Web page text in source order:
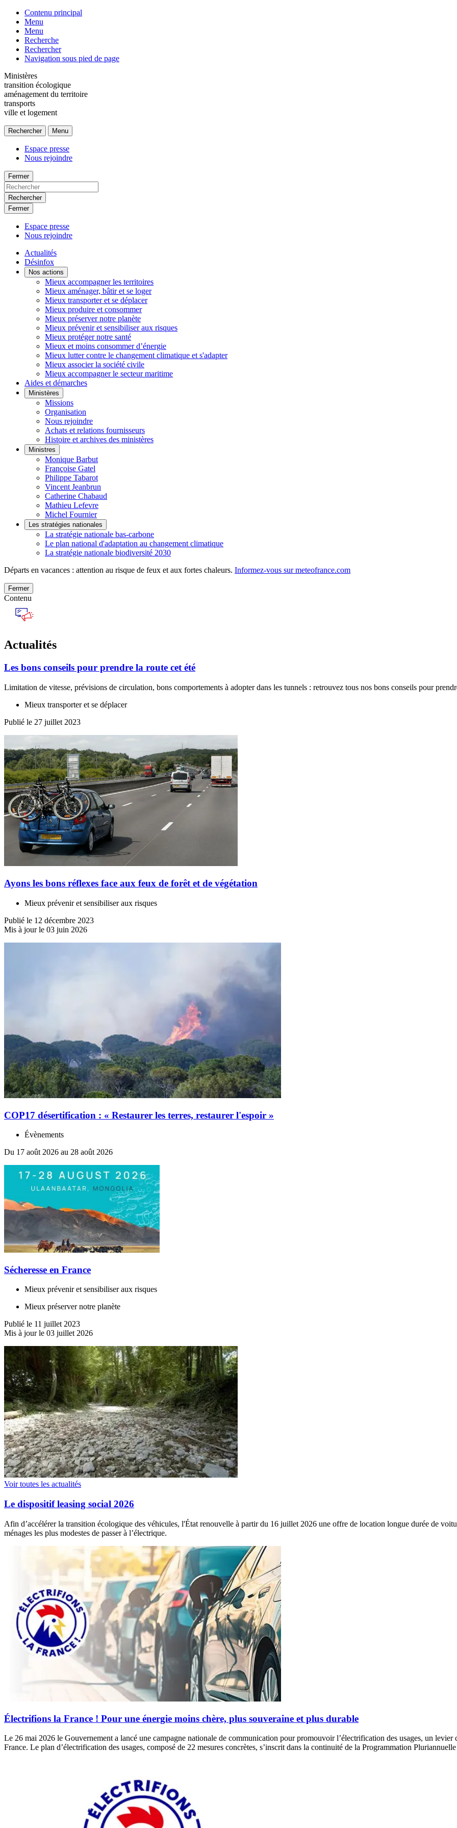
Contenu principal
Menu
Menu
Recherche
Rechercher
Navigation sous pied de page
Ministères
transition écologique
aménagement du territoire
transports
ville et logement
Rechercher Menu
Espace presse
Nous rejoindre
Fermer
Rechercher
Fermer
Espace presse
Nous rejoindre
Actualités
Désinfox
Nos actions
Mieux accompagner les territoires
Mieux aménager, bâtir et se loger
Mieux transporter et se déplacer
Mieux produire et consommer
Mieux préserver notre planète
Mieux prévenir et sensibiliser aux risques
Mieux protéger notre santé
Mieux et moins consommer d’énergie
Mieux lutter contre le changement climatique et s'adapter
Mieux associer la société civile
Mieux accompagner le secteur maritime
Aides et démarches
Ministères
Missions
Organisation
Nous rejoindre
Achats et relations fournisseurs
Histoire et archives des ministères
Ministres
Monique Barbut
Françoise Gatel
Philippe Tabarot
Vincent Jeanbrun
Catherine Chabaud
Mathieu Lefevre
Michel Fournier
Les stratégies nationales
La stratégie nationale bas-carbone
Le plan national d'adaptation au changement climatique
La stratégie nationale biodiversité 2030
Départs en vacances : attention au risque de feux et aux fortes chaleurs. Informez-vous sur meteofrance.com
Fermer
Contenu
Actualités
Les bons conseils pour prendre la route cet été
Limitation de vitesse, prévisions de circulation, bons comportements à adopter dans les tunnels : retrouvez tous nos bons conseils pour
Mieux transporter et se déplacer
Publié le 27 juillet 2023
Ayons les bons réflexes face aux feux de forêt et de végétation
Mieux prévenir et sensibiliser aux risques
Publié le 12 décembre 2023
Mis à jour le 03 juin 2026
COP17 désertification : « Restaurer les terres, restaurer l'espoir »
Évènements
Du 17 août 2026 au 28 août 2026
Sécheresse en France
Mieux prévenir et sensibiliser aux risques
Mieux préserver notre planète
Publié le 11 juillet 2023
Mis à jour le 03 juillet 2026
Voir toutes les actualités
Le dispositif leasing social 2026
Afin d’accélérer la transition écologique des véhicules, l'État renouvelle à partir du 16 juillet 2026 une offre de location longue durée de
ménages les plus modestes de passer à l’électrique.
Électrifions la France ! Pour une énergie moins chère, plus souveraine et plus durable
Le 26 mai 2026 le Gouvernement a lancé une campagne nationale de communication pour promouvoir l’électrification des usages, un
France. Le plan d’électrification des usages, composé de 22 mesures concrètes, s’inscrit dans la continuité de la Programmation